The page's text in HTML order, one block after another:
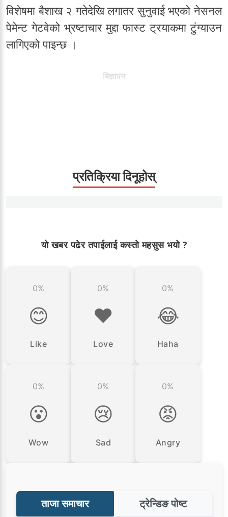
विशेषमा बैशाख २ गतेदेखि लगातर सुनुवाई भएको नेसनल
पेमेन्ट गेटवेको भ्रष्टाचार मुद्दा फास्ट ट्रयाकमा टुंग्याउन
लागिएको पाइन्छ ।
बिज्ञापन
प्रतिक्रिया दिनूहोस्
यो खबर पढेर तपाईलाई कस्तो महसुस भयो ?
0%
😊
Like
0%
❤️
Love
0%
😂
Haha
0%
😮
Wow
0%
😢
Sad
0%
😡
Angry
ताजा समाचार ट्रेन्डिङ पोष्ट